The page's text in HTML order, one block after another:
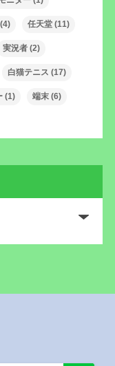
任天堂(11)
実況者(2)
白猫テニス (17)
(1) 端末(6)